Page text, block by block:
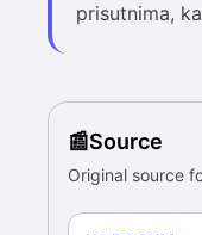
prisutnima,
Source
Original source